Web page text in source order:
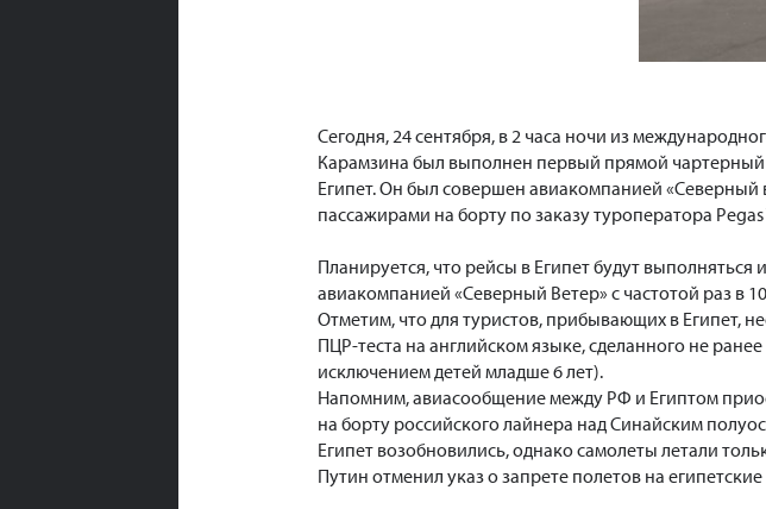
Сегодня, 24 сентября, в 2 часа ночи из
Карамзина был выполнен первый прямой чартерный
Египет. Он был совершен авиакомпанией «Северный
пассажирами на борту по заказу туроператора
Планируется, что рейсы в Египет будут выполняться
авиакомпанией «Северный Ветер» с частотой раз в
Отметим, что для туристов, прибывающих в Египет,
ПЦР-теста на английском языке, сделанного не ранее
исключением детей младше 6 лет).
Напомним, авиасообщение между РФ и Египтом
на борту российского лайнера над Синайским
Египет возобновились, однако самолеты летали
Путин отменил указ о запрете полетов на